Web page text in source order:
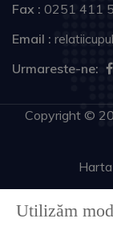
Fax : 0251 411
Email :
Urmareste-ne:
Copyright ©
Utilizăm